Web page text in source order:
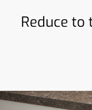
Reduce to